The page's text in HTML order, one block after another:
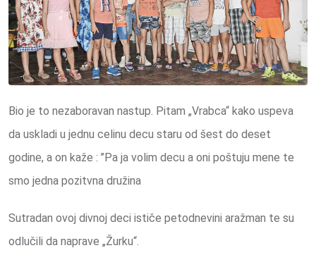
Bio je to nezaboravan nastup. Pitam „Vrabca“ kako uspeva
da uskladi u jednu celinu decu staru od šest do deset
godine, a on kaže : ’’Pa ja volim decu a oni poštuju mene te
smo jedna pozitvna družina
Sutradan ovoj divnoj deci ističe petodnevini aražman te su
odlučili da naprave „Žurku“.